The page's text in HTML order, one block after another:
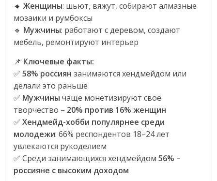
сервисах
для
Commerce,
логистике,
технологиях,
соцсетях.
Нам
важно,
как
знать
как
Сеть
меняет
🔹Женщины: шьют, вяжут, собирают алмазные
мозаики и румбоксы
🔹 Мужчины: работают с деревом, создают
мебель, ремонтируют интерьер
📌 Ключевые факты:
✅58% россиян занимаются хендмейдом или
делали это раньше
✅ Мужчины чаще монетизируют свое
творчество – 20% против 16% женщин
✅Хендмейд-хобби популярнее среди
молодежи: 66% респондентов 18–24 лет
увлекаются рукоделием
✅ Среди занимающихся хендмейдом56% –
россияне с высоким доходом